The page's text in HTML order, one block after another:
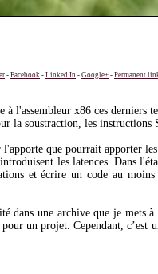
- Facebook - Linked In - Google+ - Permanent
à l'assembleur x86 ces
la soustraction, les instructions
que pourrait apporter
les latences. Dans
et écrire un code au
dans une archive que je
un projet. Cependant, c’est